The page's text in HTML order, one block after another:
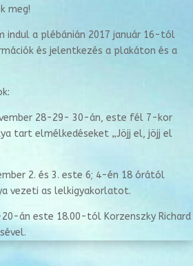
meg!
indul a plébánián 2017 január 16-tól
és jelentkezés a plakáton és a
28-29- 30-án, este fél 7-kor
tart elmélkedéseket „Jöjj el, jöjj el
2. és 3. este 6; 4-én 18 órától
vezeti as lelkigyakorlatot.
án este 18.00-tól Korzenszky Richard